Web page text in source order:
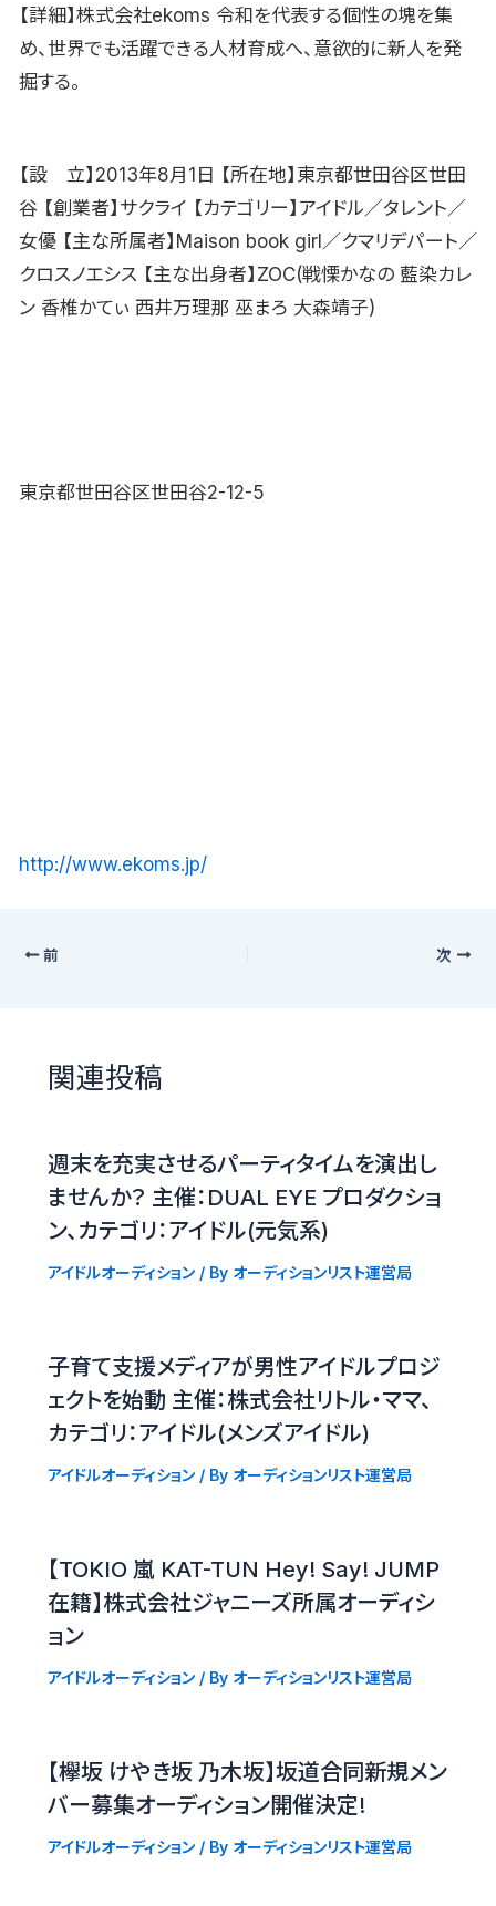
【詳細】株式会社ekoms 令和を代表する個性の塊を集
め、世界でも活躍できる人材育成へ、意欲的に新人を発
掘する。
【設 立】2013年8月1日 【所在地】東京都世田谷区世田
谷 【創業者】サクライ 【カテゴリー】アイドル／タレント／
女優 【主な所属者】Maison book girl／クマリデパート／
クロスノエシス 【主な出身者】ZOC(戦慄かなの 藍染カレ
ン 香椎かてぃ 西井万理那 巫まろ 大森靖子)
東京都世田谷区世田谷2-12-5
http://www.ekoms.jp/
前 次
関連投稿
週末を充実させるパーティタイムを演出し
ませんか？ 主催：DUAL EYE プロダクショ
ン、カテゴリ：アイドル(元気系)
アイドルオーディション/ By オーディションリスト運営局
子育て支援メディアが男性アイドルプロジ
ェクトを始動 主催：株式会社リトル・ママ、
カテゴリ：アイドル(メンズアイドル)
アイドルオーディション/ By オーディションリスト運営局
【TOKIO 嵐 KAT-TUN Hey! Say! JUMP
在籍】株式会社ジャニーズ所属オーディシ
ョン
アイドルオーディション/ By オーディションリスト運営局
【欅坂 けやき坂 乃木坂】坂道合同新規メン
バー募集オーディション開催決定!
アイドルオーディション/ By オーディションリスト運営局